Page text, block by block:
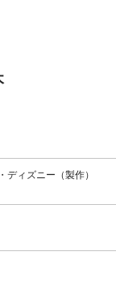
ィズニー（製作）